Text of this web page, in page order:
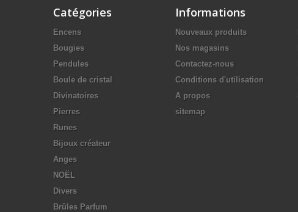
Catégories
Encens
Bougies
Pendules
Boule de cristal
Divinatoires
Pierres
Runes
Bijoux créateur
Anges
NOËL
Divers
Brûles Parfum
Informations
Nouveaux produits
Nos magasins
Contactez-nous
Conditions d'utilisation
A propos
sitemap